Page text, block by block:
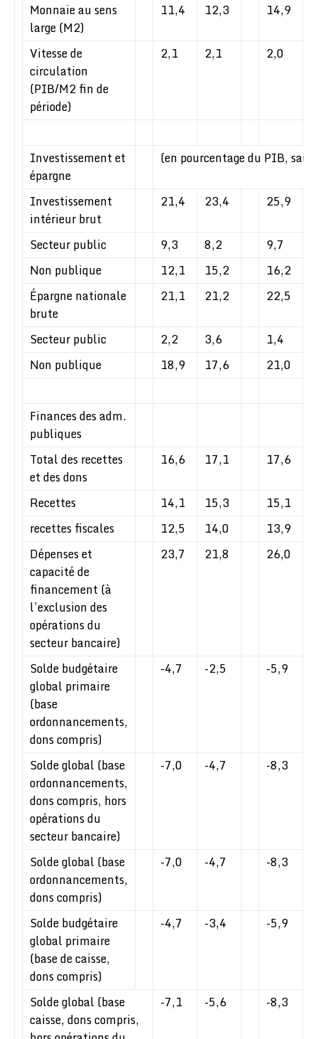
Monnaie au sens
large (M2)
11,4 12,3 14,9
Vitesse de
circulation
(PIB/M2 fin de
période)
2,1 2,1 2,0
Investissement et
épargne
(en pourcentage du PIB,
Investissement
intérieur brut
21,4 23,4 25,9
Secteur public 9,3 8,2 9,7
Non publique
12,1 15,2 16,2
Épargne nationale
brute
21,1 21,2 22,5
Secteur public 2,2 3,6 1,4
Non publique
18,9 17,6 21,0
Finances des adm.
publiques
Total des recettes
et des dons
16,6 17,1 17,6
Recettes 14,1 15,3 15,1
recettes fiscales
12,5 14,0 13,9
Dépenses et
capacité de
financement (à
l’exclusion des
opérations du
secteur bancaire)
23,7 21,8 26,0
Solde budgétaire
global primaire
(base
ordonnancements,
dons compris)
-4,7 -2,5 -5,9
Solde global (base
ordonnancements,
dons compris, hors
opérations du
secteur bancaire)
-7,0 -4,7 -8,3
Solde global (base
ordonnancements,
dons compris)
-7,0 -4,7 -8,3
Solde budgétaire
global primaire
(base de caisse,
dons compris)
-4,7 -3,4 -5,9
Solde global (base
caisse, dons compris,
-7,1 -5,6 -8,3